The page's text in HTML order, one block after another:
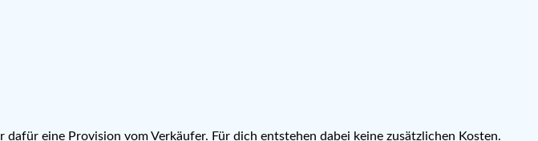
eine Provision vom Verkäufer. Für dich entstehen dabei keine zusätzlichen Kosten.